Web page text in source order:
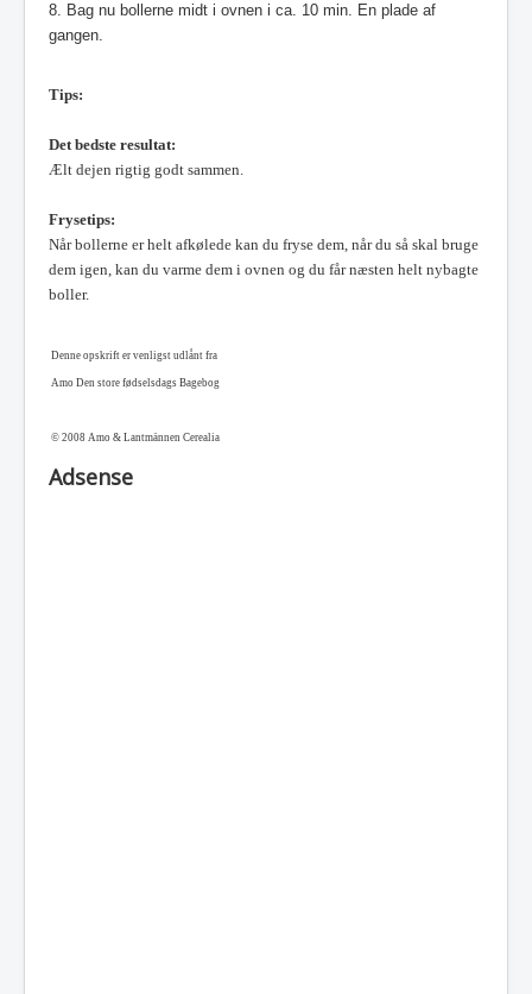
8. Bag nu bollerne midt i ovnen i ca. 10 min. En plade af
gangen.
Tips:
Det bedste resultat:
Ælt dejen rigtig godt sammen.
Frysetips:
Når bollerne er helt afkølede kan du fryse dem, når du så skal bruge
dem igen, kan du varme dem i ovnen og du får næsten helt nybagte
boller.
Denne opskrift er venligst udlånt fra
Amo Den store fødselsdags Bagebog
© 2008 Amo & Lantmännen Cerealia
Adsense